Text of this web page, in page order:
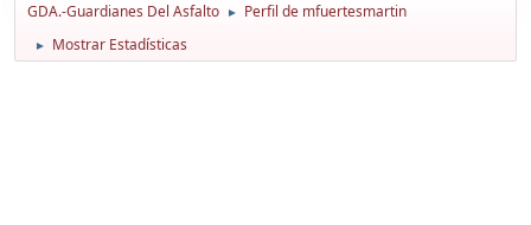
GDA.-Guardianes Del Asfalto ► Perfil de mfuertesmartin
► Mostrar Estadísticas